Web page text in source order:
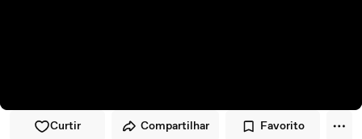
Curtir Compartilhar Favorito